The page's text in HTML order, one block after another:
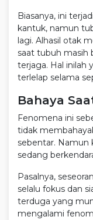
Biasanya, ini
kantuk, namun
lagi. Alhasil otak
saat tubuh masih
terjaga. Hal inilah
terlelap selama
Bahaya
Fenomena ini
tidak
sebentar. Namun
sedang
Pasalnya,
selalu fokus dan
terduga yang
mengalami